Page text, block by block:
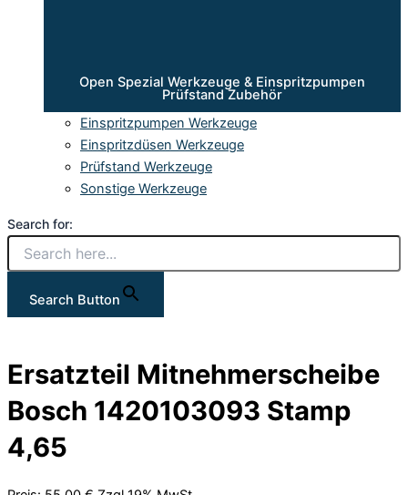
Open Spezial Werkzeuge & Einspritzpumpen
Prüfstand Zubehör
Einspritzpumpen Werkzeuge
Einspritzdüsen Werkzeuge
Prüfstand Werkzeuge
Sonstige Werkzeuge
Search for:
Search Button
Ersatzteil Mitnehmerscheibe
Bosch 1420103093 Stamp
4,65